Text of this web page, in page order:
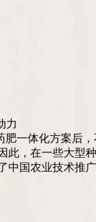
力
一体化方案后
此，在一些大型
国农业技术推